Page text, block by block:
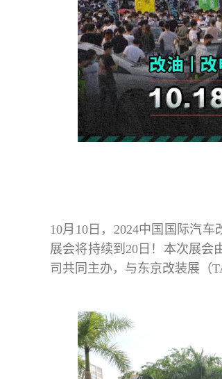
10月10日，2024中国国际汽
展会将持续到20日！本次展会
司共同主办，与东京改装展（